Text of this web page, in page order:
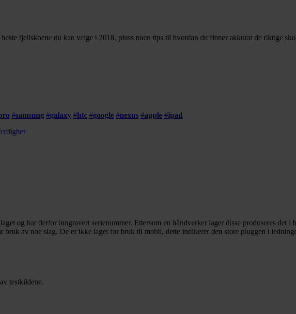
fjellskoene du kan velge i 2018, pluss noen tips til hvordan du finner akkurat de riktige
#samsung #galaxy #htc #google #nexus #apple #ipad
og har derfor inngravert serienummer. Ettersom en håndverker lager disse produseres det i
av noe slag. De er ikke laget for bruk til mobil, dette indikerer den store pluggen i
testkildene.